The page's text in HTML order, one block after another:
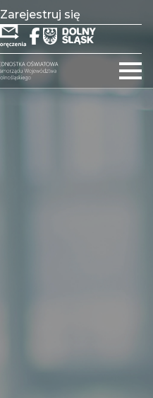
Zarejestruj się